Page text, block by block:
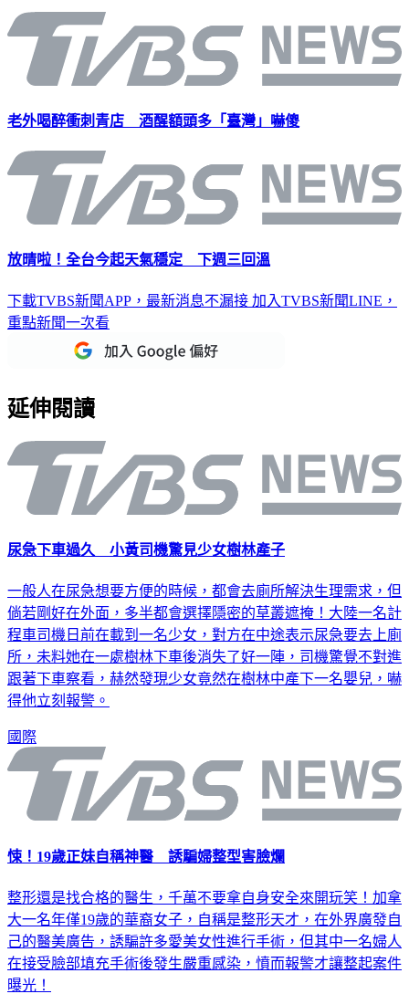
老外喝醉衝刺青店 酒醒額頭多「臺灣」嚇傻
放晴啦！全台今起天氣穩定 下週三回溫
下載TVBS新聞APP，最新消息不漏接 加入TVBS新聞LINE，
重點新聞一次看
延伸閱讀
尿急下車過久 小黃司機驚見少女樹林產子
一般人在尿急想要方便的時候，都會去廁所解決生理需求，但
倘若剛好在外面，多半都會選擇隱密的草叢遮掩！大陸一名計
程車司機日前在載到一名少女，對方在中途表示尿急要去上廁
所，未料她在一處樹林下車後消失了好一陣，司機驚覺不對進
跟著下車察看，赫然發現少女竟然在樹林中產下一名嬰兒，嚇
得他立刻報警。
國際
悚！19歲正妹自稱神醫 誘騙婦整型害臉爛
整形還是找合格的醫生，千萬不要拿自身安全來開玩笑！加拿
大一名年僅19歲的華裔女子，自稱是整形天才，在外界廣發自
己的醫美廣告，誘騙許多愛美女性進行手術，但其中一名婦人
在接受臉部填充手術後發生嚴重感染，憤而報警才讓整起案件
曝光！